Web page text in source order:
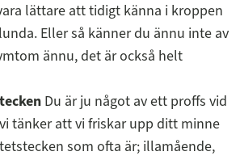
lättare att tidigt känna i kroppen
Eller så känner du ännu inte av
ännu, det är också helt
Du är ju något av ett proffs vid
tänker att vi friskar upp ditt minne
som ofta är; illamående,